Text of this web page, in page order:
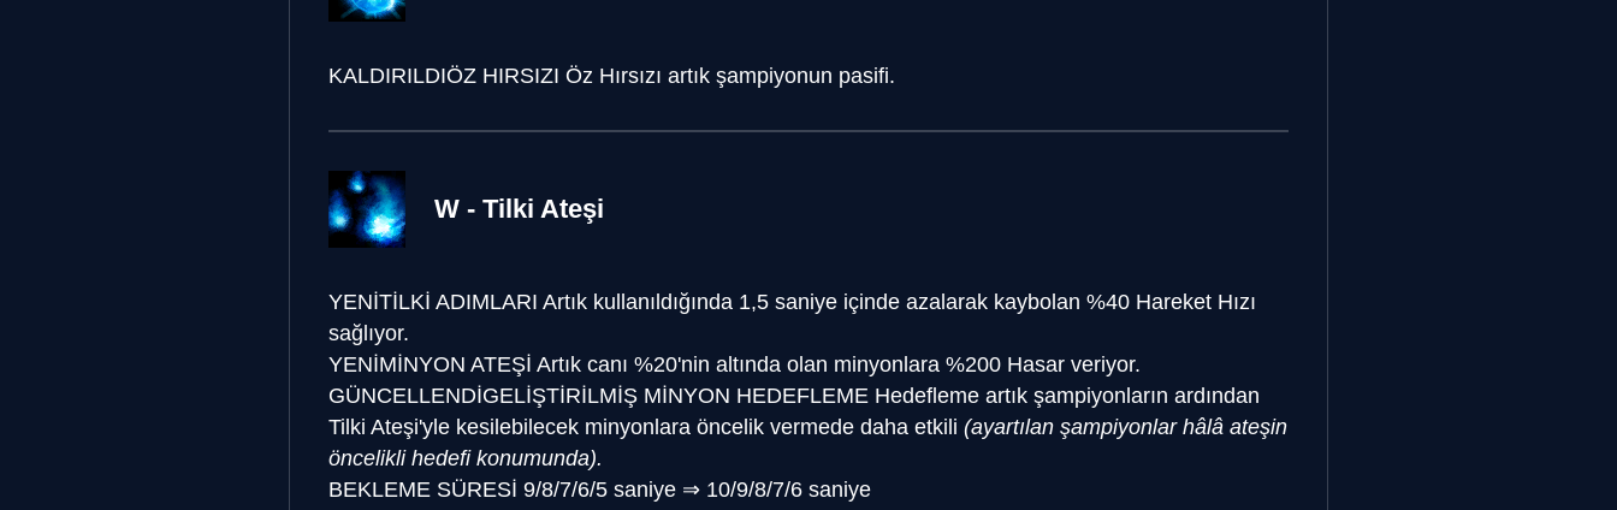
KALDIRILDIÖZ HIRSIZI Öz Hırsızı artık şampiyonun pasifi.
W - Tilki Ateşi
YENİTİLKİ ADIMLARI Artık kullanıldığında 1,5 saniye içinde azalarak kaybolan %40 Hareket Hızı
sağlıyor.
YENİMİNYON ATEŞİ Artık canı %20'nin altında olan minyonlara %200 Hasar veriyor.
GÜNCELLENDİGELİŞTİRİLMİŞ MİNYON HEDEFLEME Hedefleme artık şampiyonların ardından
Tilki Ateşi'yle kesilebilecek minyonlara öncelik vermede daha etkili (ayartılan şampiyonlar hâlâ ateşin
öncelikli hedefi konumunda).
BEKLEME SÜRESİ 9/8/7/6/5 saniye ⇒ 10/9/8/7/6 saniye